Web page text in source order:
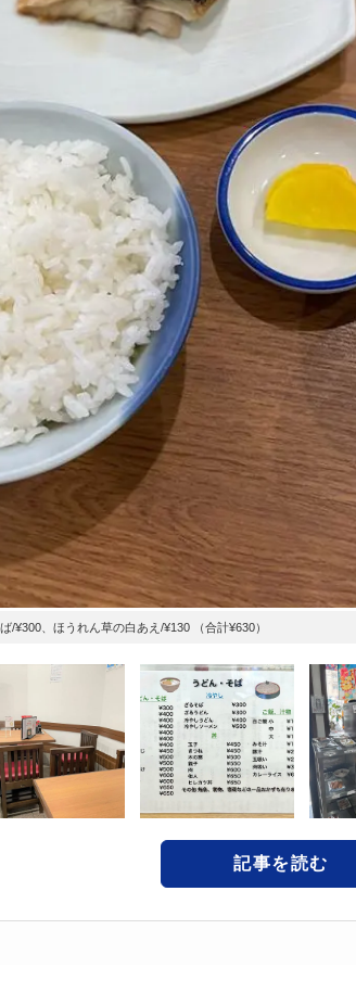
/¥300、ほうれん草の白あえ/¥130 （合計¥630）
記事を読む